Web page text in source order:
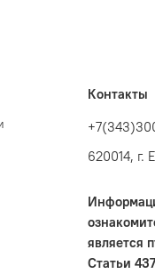
Контакты
620014, г.
является
Статьи